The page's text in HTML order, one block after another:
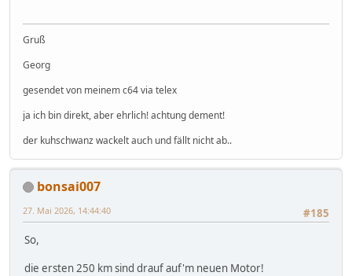
Gruß
Georg
gesendet von meinem c64 via telex
ja ich bin direkt, aber ehrlich! achtung dement!
der kuhschwanz wackelt auch und fällt nicht ab..
bonsai007
#185
27. Mai 2026, 14:44:40
So,
die ersten 250 km sind drauf auf'm neuen Motor!